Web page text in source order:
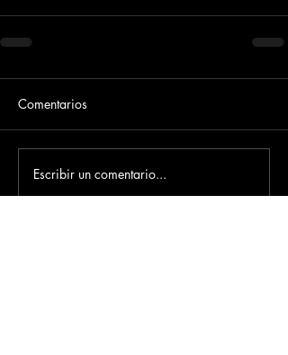
Comentarios
Escribir un comentario...